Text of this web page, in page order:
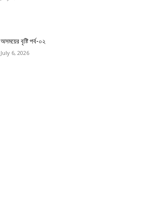
অসময়ের বৃষ্টি পর্ব-০২
July 6, 2026